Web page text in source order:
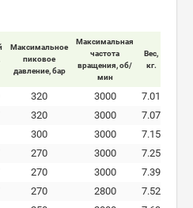
Максимальное
пиковое
давление, бар
Максимальная
частота
вращения, об/
мин
Вес,
кг.
320 3000 7.01
320 3000 7.07
300 3000 7.15
270 3000 7.25
270 3000 7.39
270 2800 7.52